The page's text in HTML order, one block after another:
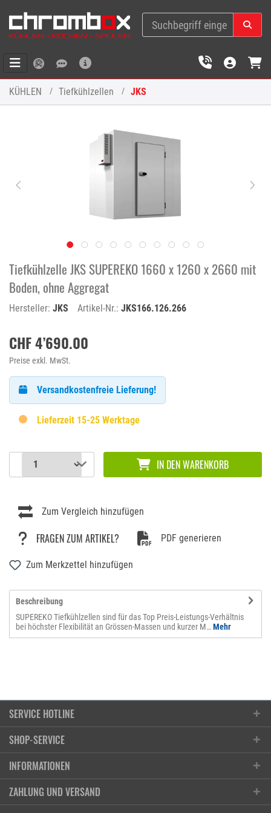
KÜHLEN Tiefkühlzellen JKS
Tiefkühlzelle JKS SUPEREKO 1660 x 1260 x 2660 mit
Boden, ohne Aggregat
Hersteller: JKS Artikel-Nr.: JKS166.126.266
CHF 4’690.00
Preise exkl. MwSt.
Versandkostenfreie Lieferung!
Lieferzeit 15-25 Werktage
IN DEN WARENKORB
Zum Vergleich hinzufügen
FRAGEN ZUM ARTIKEL? PDF generieren
Zum Merkzettel hinzufügen
Beschreibung
SUPEREKO Tiefkühlzellen sind für das Top Preis-Leistungs-Verhältnis
bei höchster Flexibilität an Grössen-Massen und kurzer M… Mehr
SERVICE HOTLINE
T101 AG | chrombox
Ruessenstrasse 11, 6340 Baar / ZG
SHOP-SERVICE
Kontakt
Anfrageformular
Reparaturauftrag
INFORMATIONEN
Öffnungszeiten
ZAHLUNG UND VERSAND